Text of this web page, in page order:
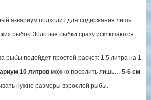
аквариум подходит для содержания лишь
рыбок. Золотые рыбки сразу исключаются.
рыбы подойдет простой расчет: 1,5 литра на 1
10 литровможно поселить лишь… 5-6 см
нужно размеры взрослой рыбы.